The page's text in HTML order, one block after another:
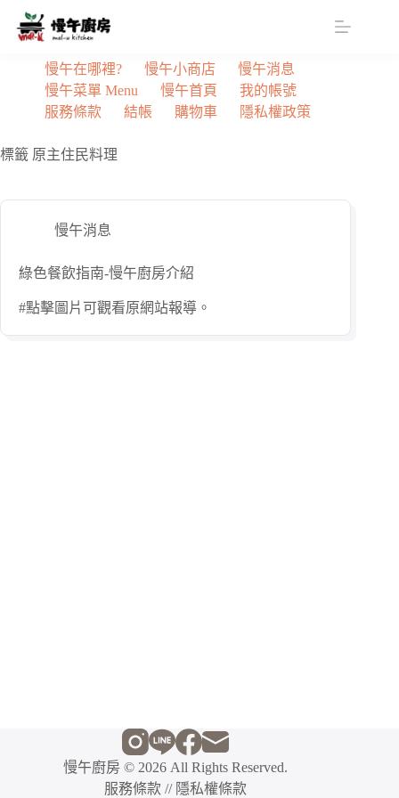
慢午在哪裡? 慢午小商店
慢午消息
慢午菜單 Menu
慢午首頁
我的帳號
服務條款
結帳 購物車 隱私權政策
標籤 原主住民料理
慢午消息
綠色餐飲指南-慢午廚房介紹
#點擊圖片可觀看原網站報導。
慢午廚房 © 2026 All Rights Reserved.
服務條款 // 隱私權條款